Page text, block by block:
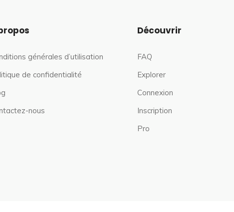
générales d’utilisation
de confidentialité
nous
Découvrir
FAQ
Explorer
Connexion
Inscription
Pro